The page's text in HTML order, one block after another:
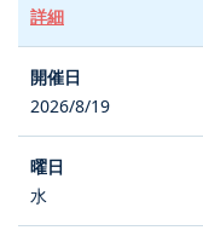
詳細
2026/8/19
水